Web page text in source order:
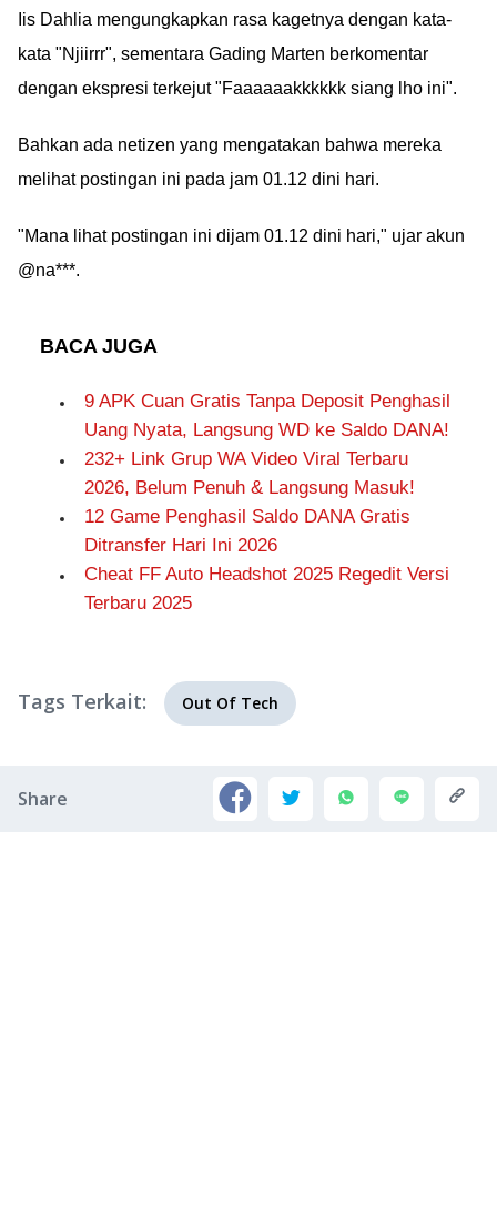
Iis Dahlia mengungkapkan rasa kagetnya dengan kata-
kata "Njiirrr", sementara Gading Marten berkomentar
dengan ekspresi terkejut "Faaaaaakkkkkk siang lho ini".
Bahkan ada netizen yang mengatakan bahwa mereka
melihat postingan ini pada jam 01.12 dini hari.
"Mana lihat postingan ini dijam 01.12 dini hari," ujar akun
@na***.
BACA JUGA
9 APK Cuan Gratis Tanpa Deposit Penghasil
Uang Nyata, Langsung WD ke Saldo DANA!
232+ Link Grup WA Video Viral Terbaru
2026, Belum Penuh & Langsung Masuk!
12 Game Penghasil Saldo DANA Gratis
Ditransfer Hari Ini 2026
Cheat FF Auto Headshot 2025 Regedit Versi
Terbaru 2025
Tags Terkait: Out Of Tech
Share